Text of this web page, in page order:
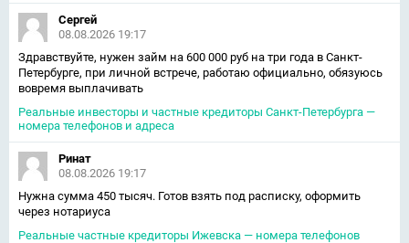
Сергей
08.08.2026 19:17
Здравствуйте, нужен займ на 600 000 руб на три года в Санкт-
Петербурге, при личной встрече, работаю официально, обязуюсь
вовремя выплачивать
Реальные инвесторы и частные кредиторы Санкт-Петербурга —
номера телефонов и адреса
Ринат
08.08.2026 19:17
Нужна сумма 450 тысяч. Готов взять под расписку, оформить
через нотариуса
Реальные частные кредиторы Ижевска — номера телефонов